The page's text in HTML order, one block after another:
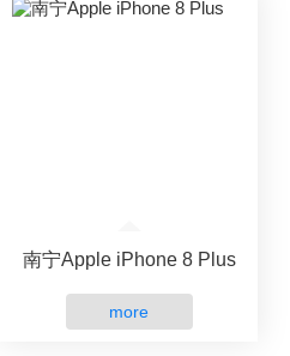
南宁Apple iPhone 8 Plus
more